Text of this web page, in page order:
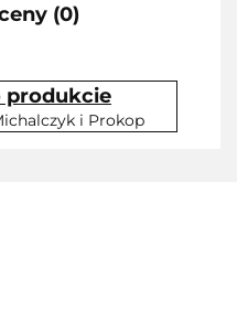
(0)
produkcie
i Prokop